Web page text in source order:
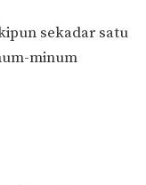
sekadar satu
minum